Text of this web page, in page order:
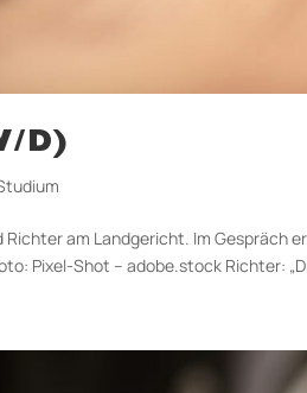
D)
Richter am Landgericht. Im Gespräch
Pixel-Shot – adobe.stock Richter: